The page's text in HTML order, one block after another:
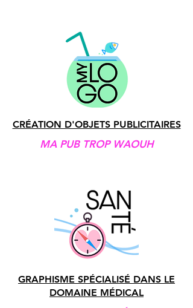
CRÉATION D'OBJETS PUBLICITAIRES
MA PUB TROP WAOUH
GRAPHISME SPÉCIALISÉ DANS LE
DOMAINE MÉDICAL